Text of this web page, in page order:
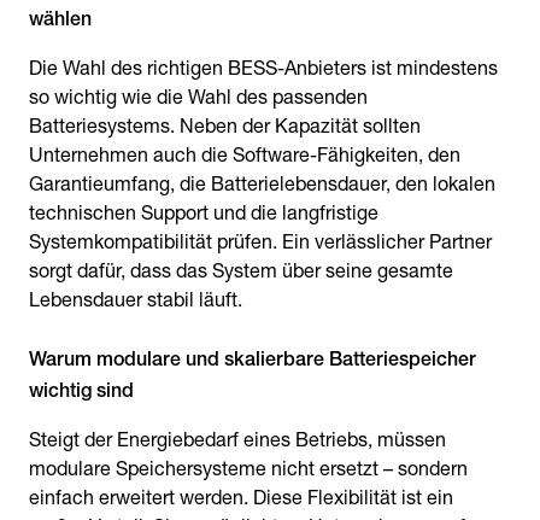
wählen
Die Wahl des richtigen BESS-Anbieters ist mindestens
so wichtig wie die Wahl des passenden
Batteriesystems. Neben der Kapazität sollten
Unternehmen auch die Software-Fähigkeiten, den
Garantieumfang, die Batterielebensdauer, den lokalen
technischen Support und die langfristige
Systemkompatibilität prüfen. Ein verlässlicher Partner
sorgt dafür, dass das System über seine gesamte
Lebensdauer stabil läuft.
Warum modulare und skalierbare Batteriespeicher
wichtig sind
Steigt der Energiebedarf eines Betriebs, müssen
modulare Speichersysteme nicht ersetzt – sondern
einfach erweitert werden. Diese Flexibilität ist ein